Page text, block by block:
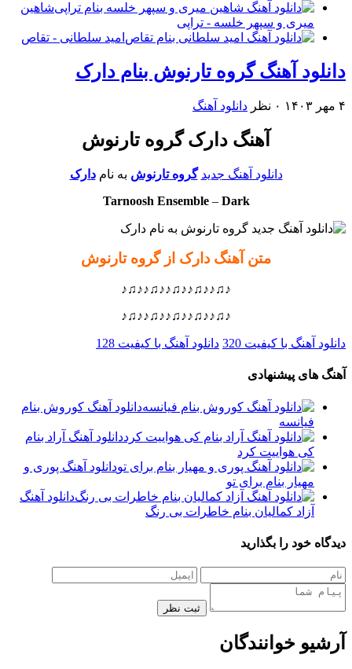
شاهین
میری و سپهر خلسه - تراپی
امید سلطانی - تقاص
دانلود آهنگ گروه تارنوش بنام دارک
۴ مهر ۱۴۰۳ ۰ نظر دانلود آهنگ
آهنگ دارک گروه تارنوش
دانلود آهنگ جدید گروه تارنوش به نامدارک
Tarnoosh Ensemble– Dark
متن آهنگ دارک از گروه تارنوش
♪♫♪♪♫♪♪♫♪♪♫♪♪♫♪
♪♫♪♪♫♪♪♫♪♪♫♪♪♫♪
دانلود آهنگ با کیفیت 320 دانلود آهنگ با کیفیت 128
آهنگ های پیشنهادی
دانلود آهنگ کوروش بنام
فیانسه
دانلود آهنگ آراد بنام
کی هواییت کرد
دانلود آهنگ پوری و
مهیار بنام برای تو
دانلود آهنگ
آزاد کمالیان بنام خاطرات بی رنگ
دیدگاه خود را بگذارید
ثبت نظر
آرشیو خوانندگان